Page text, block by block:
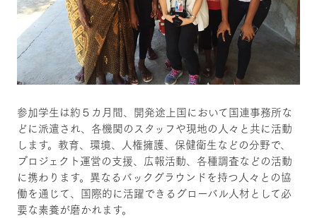
参加学生は約５カ月間、開発途上国において国連事務所な
どに派遣され、各機関のスタッフや現地の人々と共に活動
します。教育、環境、人権擁護、保健衛生などの分野で、
プロジェクト運営の支援、広報活動、各種調査などの活動
に携わります。異なるバックグラウンドを持つ人々との協
働を通じて、国際的に活躍できるグローバル人材として必
要な素養が磨かれます。